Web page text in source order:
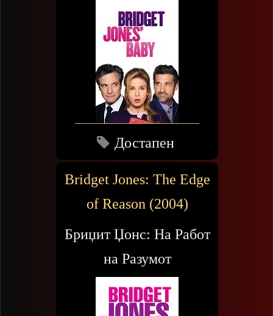
Достапен
Bridget Jones: The Edge
of Reason (2004)
Бриџит Џонс: На Работ
на Разумот